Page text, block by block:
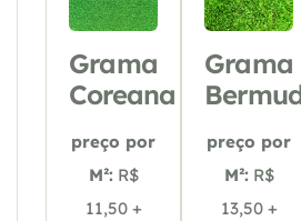
Grama
Coreana
preço por
M²: R$
11,50 +
Grama
preço por
M²: R$
13,50 +